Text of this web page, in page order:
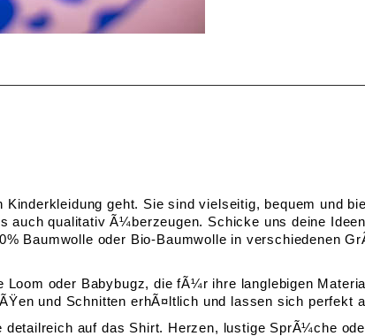
geht. Sie sind vielseitig, bequem und
qualitativ Ã¼berzeugen. Schicke uns deine
Baumwolle oder Bio-Baumwolle in verschiedenen
oder Babybugz, die fÃ¼r ihre langlebigen
und Schnitten erhÃ¤ltlich und lassen sich perfekt
auf das Shirt. Herzen, lustige SprÃ¼che